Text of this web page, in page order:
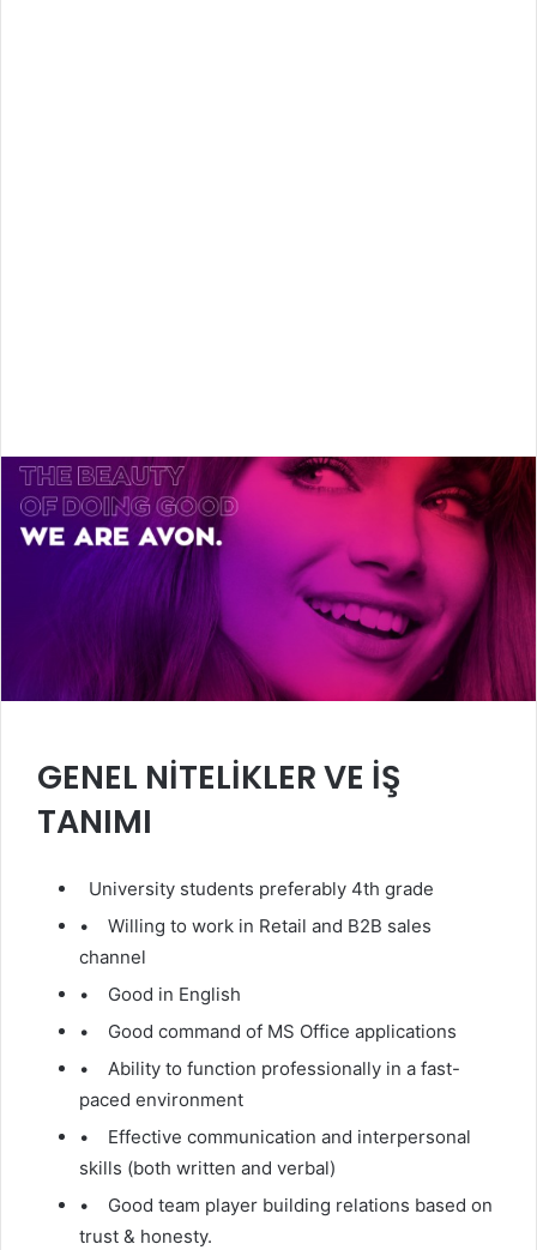
GENEL NİTELİKLER VE İŞ
TANIMI
University students preferably 4th grade
• Willing to work in Retail and B2B sales
channel
• Good in English
• Good command of MS Office applications
• Ability to function professionally in a fast-
paced environment
• Effective communication and interpersonal
skills (both written and verbal)
• Good team player building relations based on
trust & honesty.